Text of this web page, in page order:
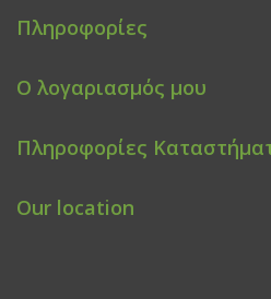
Πληροφορίες
Ο λογαριασμός μου
Πληροφορίες
Our location